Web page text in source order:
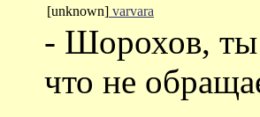
[unknown] varvara
- Шорохов,
что не